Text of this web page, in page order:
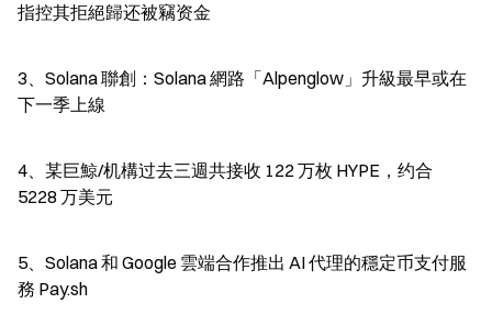
指控其拒絕歸还被竊资金
3、Solana 聯創：Solana 網路「Alpenglow」升級最早或在
下一季上線
4、某巨鯨/机構过去三週共接收 122 万枚 HYPE，约合
5228 万美元
5、Solana 和 Google 雲端合作推出 AI 代理的穩定币支付服
務 Pay.sh